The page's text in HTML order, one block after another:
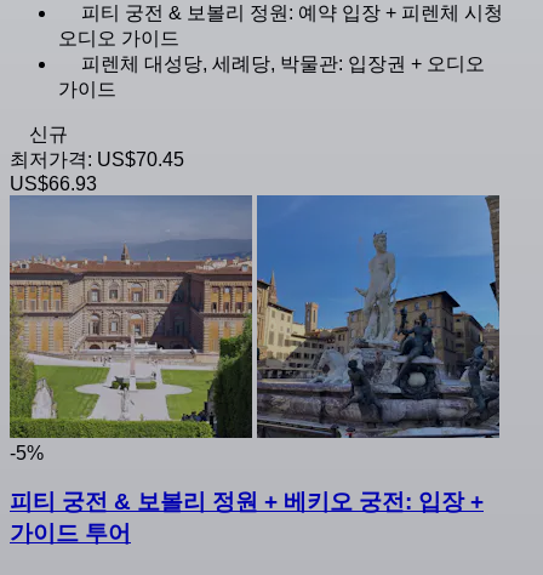
피티 궁전 & 보볼리 정원: 예약 입장 + 피렌체 시청
오디오 가이드
피렌체 대성당, 세례당, 박물관: 입장권 + 오디오
가이드
신규
최저가격: US$70.45
US$66.93
-5%
피티 궁전 & 보볼리 정원 + 베키오 궁전: 입장 +
가이드 투어